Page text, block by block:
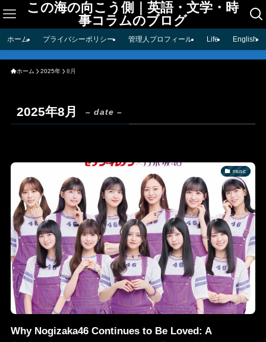
この海の向こう側｜英語・文学・時
事コラムのブログ
ホーム プライバシーポリシー 管理人プロフィール Life English
ホーム 2025年 8月
2025年8月 – date –
music
Why Nogizaka46 Continues to Be Loved: A